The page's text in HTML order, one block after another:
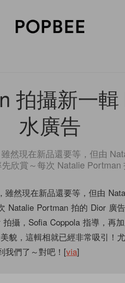
拍攝新一
水廣告
然現在新品還要等，但由
欣賞～每次 Natalie Portman
然現在新品還要等，但由
Natalie Portman 拍的 Dior 廣
攝，Sofia Coppola 指導，再
貌，這輯相就已經非常吸引！
我們了～對吧！[via]